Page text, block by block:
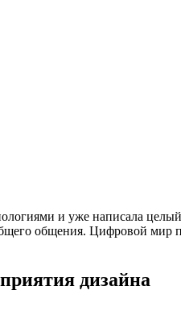
и уже написала
общения. Цифровой мир
дизайна